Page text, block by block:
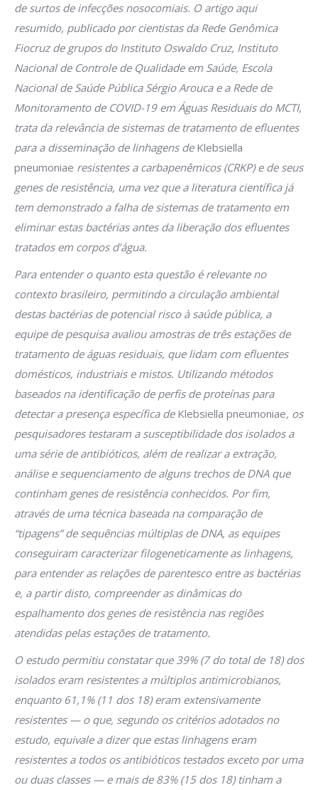
de surtos de infecções nosocomiais. O artigo aqui
resumido, publicado por cientistas da Rede Genômica
Fiocruz de grupos do Instituto Oswaldo Cruz, Instituto
Nacional de Controle de Qualidade em Saúde, Escola
Nacional de Saúde Pública Sérgio Arouca e a Rede de
Monitoramento de COVID-19 em Águas Residuais do MCTI,
trata da relevância de sistemas de tratamento de efluentes
para a disseminação de linhagens de Klebsiella
pneumoniae resistentes a carbapenêmicos (CRKP) e de seus
genes de resistência, uma vez que a literatura científica já
tem demonstrado a falha de sistemas de tratamento em
eliminar estas bactérias antes da liberação dos efluentes
tratados em corpos d’água.
Para entender o quanto esta questão é relevante no
contexto brasileiro, permitindo a circulação ambiental
destas bactérias de potencial risco à saúde pública, a
equipe de pesquisa avaliou amostras de três estações de
tratamento de águas residuais, que lidam com efluentes
domésticos, industriais e mistos. Utilizando métodos
baseados na identificação de perfis de proteínas para
detectar a presença específica de Klebsiella pneumoniae, os
pesquisadores testaram a susceptibilidade dos isolados a
uma série de antibióticos, além de realizar a extração,
análise e sequenciamento de alguns trechos de DNA que
continham genes de resistência conhecidos. Por fim,
através de uma técnica baseada na comparação de
“tipagens” de sequências múltiplas de DNA, as equipes
conseguiram caracterizar filogeneticamente as linhagens,
para entender as relações de parentesco entre as bactérias
e, a partir disto, compreender as dinâmicas do
espalhamento dos genes de resistência nas regiões
atendidas pelas estações de tratamento.
O estudo permitiu constatar que 39% (7 do total de 18) dos
isolados eram resistentes a múltiplos antimicrobianos,
enquanto 61,1% (11 dos 18) eram extensivamente
resistentes — o que, segundo os critérios adotados no
estudo, equivale a dizer que estas linhagens eram
resistentes a todos os antibióticos testados exceto por uma
ou duas classes — e mais de 83% (15 dos 18) tinham a